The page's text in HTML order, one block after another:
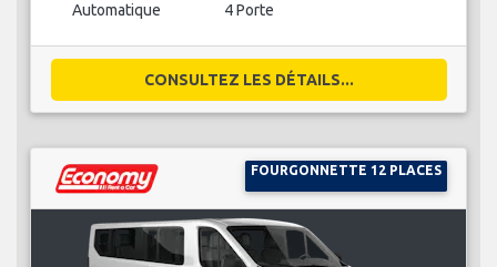
Automatique 4 Porte
CONSULTEZ LES DÉTAILS...
FOURGONNETTE 12 PLACES